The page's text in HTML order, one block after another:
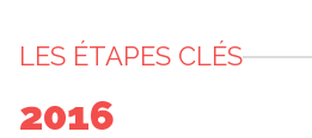
LES ÉTAPES CLÉS
2016